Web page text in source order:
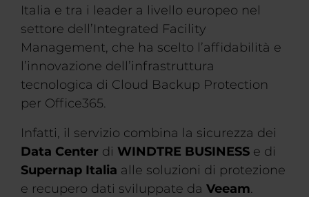
Italia e tra i leader a livello europeo nel
settore dell’Integrated Facility
Management, che ha scelto l’affidabilità e
l’innovazione dell’infrastruttura
tecnologica di Cloud Backup Protection
per Office365.
Infatti, il servizio combina la sicurezza dei
Data Center di WINDTRE BUSINESS e di
Supernap Italia alle soluzioni di protezione
e recupero dati sviluppate da Veeam.